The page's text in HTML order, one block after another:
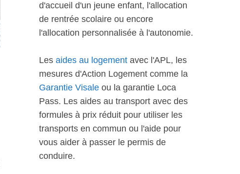
d'accueil d'un jeune enfant, l'allocation
de rentrée scolaire ou encore
l'allocation personnalisée à l'autonomie.
Les aides au logement avec l'APL, les
mesures d'Action Logement comme la
Garantie Visale ou la garantie Loca
Pass. Les aides au transport avec des
formules à prix réduit pour utiliser les
transports en commun ou l'aide pour
vous aider à passer le permis de
conduire.